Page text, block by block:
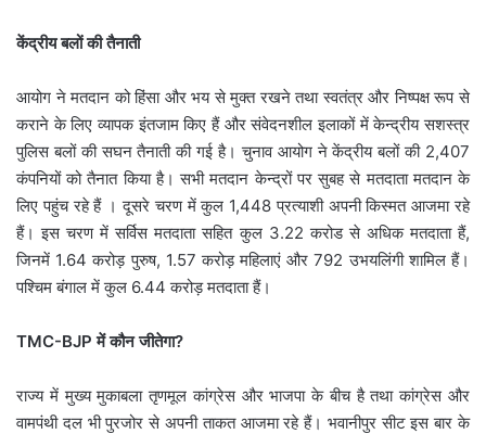
केंद्रीय बलों की तैनाती
आयोग ने मतदान को हिंसा और भय से मुक्त रखने तथा स्वतंत्र और निष्पक्ष रूप से
कराने के लिए व्यापक इंतजाम किए हैं और संवेदनशील इलाकों में केन्द्रीय सशस्त्र
पुलिस बलों की सघन तैनाती की गई है। चुनाव आयोग ने केंद्रीय बलों की 2,407
कंपनियों को तैनात किया है। सभी मतदान केन्द्रों पर सुबह से मतदाता मतदान के
लिए पहुंच रहे हैं । दूसरे चरण में कुल 1,448 प्रत्याशी अपनी किस्मत आजमा रहे
हैं। इस चरण में सर्विस मतदाता सहित कुल 3.22 करोड से अधिक मतदाता हैं,
जिनमें 1.64 करोड़ पुरुष, 1.57 करोड़ महिलाएं और 792 उभयलिंगी शामिल हैं।
पश्चिम बंगाल में कुल 6.44 करोड़ मतदाता हैं।
TMC-BJP में कौन जीतेगा?
राज्य में मुख्य मुकाबला तृणमूल कांग्रेस और भाजपा के बीच है तथा कांग्रेस और
वामपंथी दल भी पुरजोर से अपनी ताकत आजमा रहे हैं। भवानीपुर सीट इस बार के